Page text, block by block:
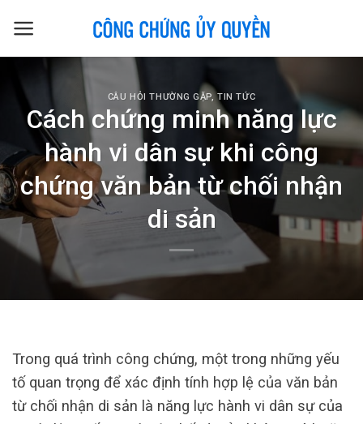
CÂU HỎI THƯỜNG GẶP,TIN TỨC
Cách chứng minh năng lực
hành vi dân sự khi công
chứng văn bản từ chối nhận
di sản
Trong quá trình công chứng, một trong những yếu
tố quan trọng để xác định tính hợp lệ của văn bản
từ chối nhận di sản là năng lực hành vi dân sự của